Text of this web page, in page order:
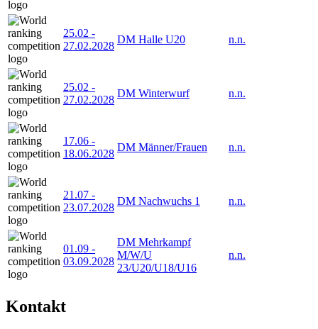
25.02 -
27.02.2028
DM Halle U20 n.n.
25.02 -
27.02.2028
DM Winterwurf n.n.
17.06 -
18.06.2028
DM Männer/Frauen n.n.
21.07 -
23.07.2028
DM Nachwuchs 1 n.n.
01.09 -
03.09.2028
DM Mehrkampf
M/W/U
23/U20/U18/U16
n.n.
Kontakt